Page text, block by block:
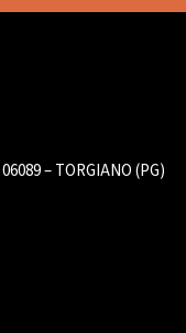
– TORGIANO (PG)